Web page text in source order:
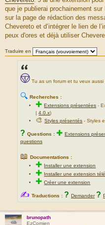
m
e
s
s
a
e
que je publierai prochainement
sur la page de rédaction des
Chevereto et d’intégrer le lien de
peux d'ores et déjà utiliser
Traduire en
Tu as un forum et tu veux aussi
🔍 Recherches :
✚Extensions présentées -
|4.0.x)
🎨Styles présentés - Styles
? Questions : ✚ Extensions
questions
📖 Documentations :
✚ Installer une extension
✚ Installer une extension
✚Créer une extension
✍ Traductions : ? Demander ?
brunopath
EzComien